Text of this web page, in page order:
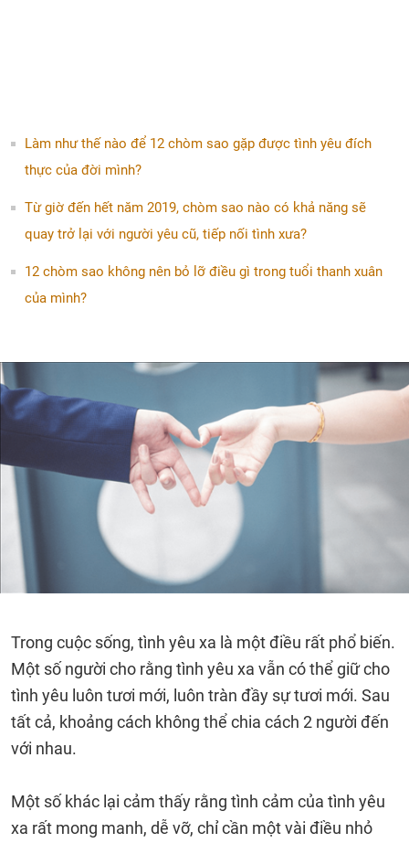
Làm như thế nào để 12 chòm sao gặp được tình yêu đích
thực của đời mình?
Từ giờ đến hết năm 2019, chòm sao nào có khả năng sẽ
quay trở lại với người yêu cũ, tiếp nối tình xưa?
12 chòm sao không nên bỏ lỡ điều gì trong tuổi thanh xuân
của mình?
Trong cuộc sống, tình yêu xa là một điều rất phổ biến.
Một số người cho rằng tình yêu xa vẫn có thể giữ cho
tình yêu luôn tươi mới, luôn tràn đầy sự tươi mới. Sau
tất cả, khoảng cách không thể chia cách 2 người đến
với nhau.
Một số khác lại cảm thấy rằng tình cảm của tình yêu
xa rất mong manh, dễ vỡ, chỉ cần một vài điều nhỏ